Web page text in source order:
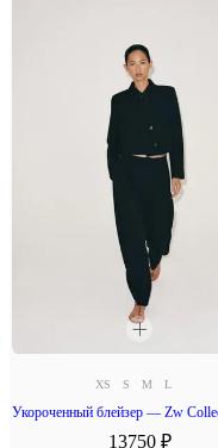
XS S M L
Укороченный блейзер — Zw
13750 ₽